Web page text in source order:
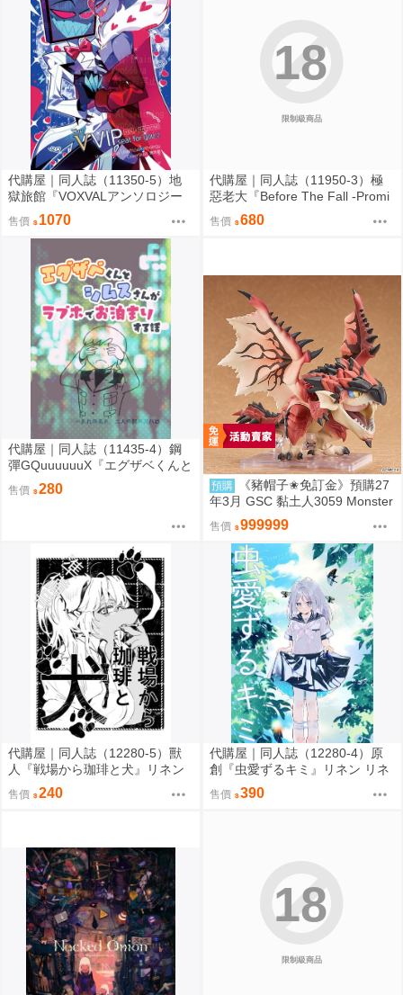
代購屋｜同人誌（11350-5）地
獄旅館『VOXVALアンソロジー
「The VVIP seat for you.2」』
悪い子♡ 悪い子♡
售價 1070
限制級商品
18
代購屋｜同人誌（11950-3）極
惡老大『Before The Fall -Promi
se-』Nurinaki ブランケットフク
ロウ
售價 680
代購屋｜同人誌（11435-4）鋼
彈GQuuuuuuX『エグザベくんと
シムスさんがラブホでお泊まり
する話』蒼也 混沌地帯
售價 280 預購
《豬帽子✬免訂金》預購27
年3月 GSC 黏土人3059 Monster
Hunter 魔物獵人 火龍 0906
售價 999999
代購屋｜同人誌（12280-5）獸
人『戦場から珈琲と犬』リネン
リネンドレッシング
售價 240
代購屋｜同人誌（12280-4）原
創『虫愛ずるキミ』リネン リネ
ンドレッシング
售價 390
限制級商品
18